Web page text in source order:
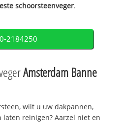
schoorsteenveger.
2184250
Amsterdam Banne
wilt u uw dakpannen,
reinigen? Aarzel niet en